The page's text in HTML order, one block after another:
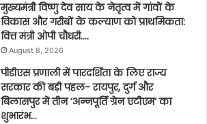
मुख्यमंत्री विष्णु देव साय के नेतृत्व में गांवों के
विकास और गरीबों के कल्याण को प्राथमिकता:
वित्त मंत्री ओपी चौधरी….
August 8, 2026
पीडीएस प्रणाली में पारदर्शिता के लिए राज्य
सरकार की बड़ी पहल- रायपुर, दुर्ग और
बिलासपुर में तीन ‘अन्नपूर्ति ग्रेन एटीएम‘ का
शुभारंभ…